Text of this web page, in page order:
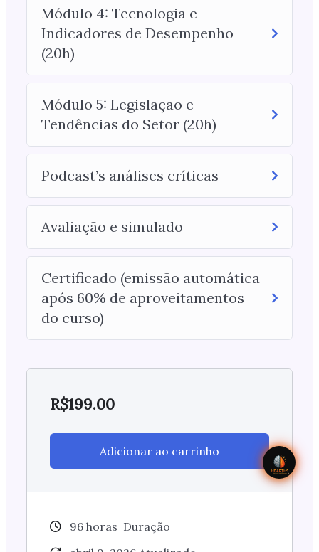
Módulo 4: Tecnologia e
Indicadores de Desempenho
(20h)
Módulo 5: Legislação e
Tendências do Setor (20h)
Podcast’s análises críticas
Avaliação e simulado
Certificado (emissão automática
após 60% de aproveitamentos
do curso)
R$199.00
Adicionar ao carrinho
96horas Duração